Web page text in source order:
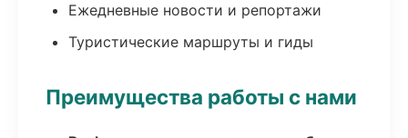
Ежедневные новости и репортажи
Туристические маршруты и гиды
Преимущества работы с нами